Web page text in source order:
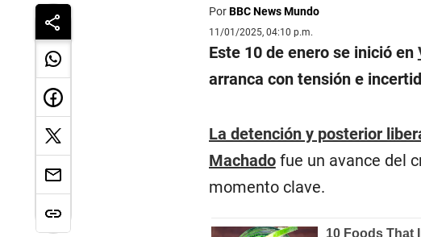
PorBBC News Mundo
11/01/2025, 04:10 p.m.
Este 10 de enero se inició en
arranca con tensión e
La detención y posterior
Machadofue un avance del
momento clave.